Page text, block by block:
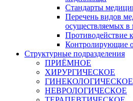
​Стандарты
Перечень видов
осуществляемых в
Противодействие
Контролирующие
Структурные подразделения
ПРИЁМНОЕ
ХИРУРГИЧЕСКОЕ
ГИНЕКОЛОГИЧЕСКОЕ
НЕВРОЛОГИЧЕСКОЕ